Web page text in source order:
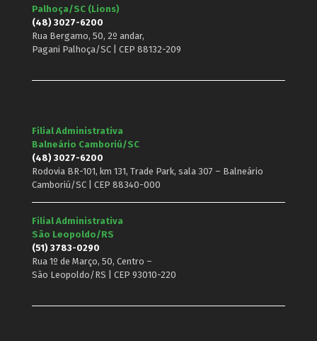
Palhoça/SC (Lions)
(48) 3027-6200
Rua Bergamo, 50, 2º andar,
Pagani Palhoça/SC | CEP 88132-209
Filial Administrativa
Balneário Camboriú/SC
(48) 3027-6200
Rodovia BR-101, km 131, Trade Park, sala 307 – Balneário
Camboriú/SC | CEP 88340-000
Filial Administrativa
São Leopoldo/RS
(51) 3783-0290
Rua 1º de Março, 50, Centro –
São Leopoldo/RS | CEP 93010-220